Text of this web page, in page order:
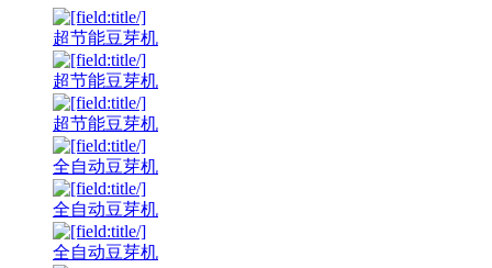
超节能豆芽机
超节能豆芽机
超节能豆芽机
全自动豆芽机
全自动豆芽机
全自动豆芽机